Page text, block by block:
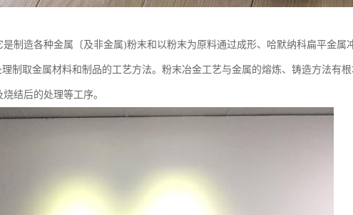
制造各种金属〔及非金属)粉末和以粉末为原料通过成形、哈默纳科扁平金属
制取金属材料和制品的工艺方法。粉末冶金工艺与金属的熔炼、铸造方法有
结后的处理等工序。